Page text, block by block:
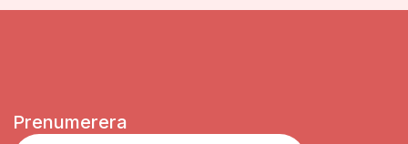
Prenumerera